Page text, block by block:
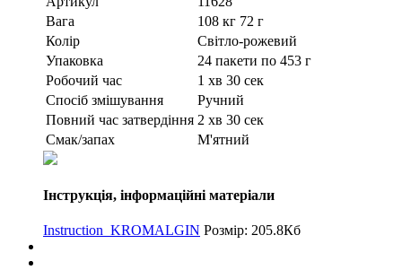
Вага
108 кг 72 г
Колір
Світло-рожевий
Упаковка
24 пакети по 453 г
Робочий час
1 хв 30 сек
Спосіб змішування
Ручний
Повний час затвердіння 2 хв 30 сек
Смак/запах
М'ятний
Інструкція, інформаційні матеріали
Instruction_KROMALGIN Розмір: 205.8Кб